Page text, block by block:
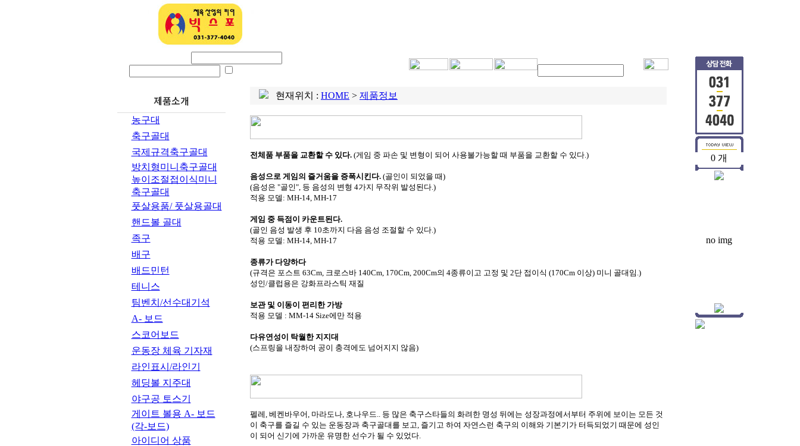
0 개
no img
제품소개
농구대
축구골대
국제규격축구골대
방치형미니축구골대
높이조절접이식미니
축구골대
풋살용품/ 풋살용골대
핸드볼 골대
족구
배구
배드민턴
테니스
팀벤치/선수대기석
A- 보드
스코어보드
운동장 체육 기자재
라인표시/라인기
헤딩볼 지주대
야구공 토스기
게이트 볼용 A- 보드
(각-보드)
아이디어 상품
현재위치 : HOME > 제품정보
전체품 부품을 교환할 수 있다. (게임 중 파손 및 변형이 되어 사용불가능할 때 부품을 교환할 수 있다.)
음성으로 게임의 즐거움을 증폭시킨다. (골인이 되었을 때)
(음성은 "골인", 등 음성의 변형 4가지 무작위 발성된다.)
적용 모델: MH-14, MH-17
게임 중 득점이 카운트된다.
(골인 음성 발생 후 10초까지 다음 음성 조절할 수 있다.)
적용 모델: MH-14, MH-17
종류가 다양하다
(규격은 포스트 63Cm, 크로스바 140Cm, 170Cm, 200Cm의 4종류이고 고정 및 2단 접이식 (170Cm 이상) 미니 골대임.)
성인/클럽용은 강화프라스틱 재질
보관 및 이동이 편리한 가방
적용 모델 : MM-14 Size에만 적용
다유연성이 탁월한 지지대
(스프링을 내장하여 공이 충격에도 넘어지지 않음)
펠레, 베켄바우어, 마라도나, 호나우드.. 등 많은 축구스타들의 화려한 명성 뒤에는 성장과정에서부터 주위에 보이는 모든 것
이 축구를 즐길 수 있는 운동장과 축구골대를 보고, 즐기고 하여 자연스런 축구의 이해와 기본기가 터득되었기 때문에 성인
이 되어 신기에 가까운 유명한 선수가 될 수 있었다.